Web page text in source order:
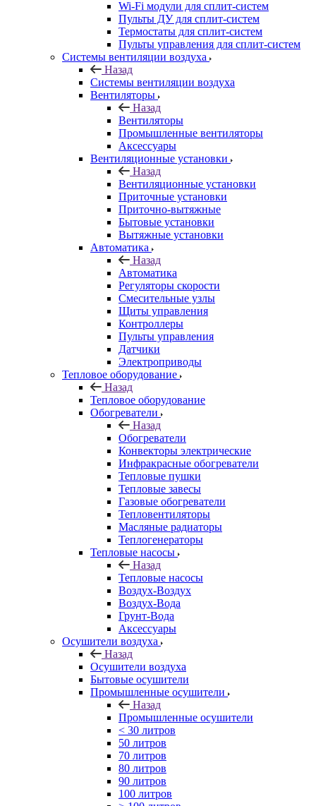
Wi-Fi модули для сплит-систем
Пульты ДУ для сплит-систем
Термостаты для сплит-систем
Пульты управления для сплит-систем
Системы вентиляции воздуха
Назад
Системы вентиляции воздуха
Вентиляторы
Назад
Вентиляторы
Промышленные вентиляторы
Аксессуары
Вентиляционные установки
Назад
Вентиляционные установки
Приточные установки
Приточно-вытяжные
Бытовые установки
Вытяжные установки
Автоматика
Назад
Автоматика
Регуляторы скорости
Смесительные узлы
Щиты управления
Контроллеры
Пульты управления
Датчики
Электроприводы
Тепловое оборудование
Назад
Тепловое оборудование
Обогреватели
Назад
Обогреватели
Конвекторы электрические
Инфракрасные обогреватели
Тепловые пушки
Тепловые завесы
Газовые обогреватели
Тепловентиляторы
Масляные радиаторы
Теплогенераторы
Тепловые насосы
Назад
Тепловые насосы
Воздух-Воздух
Воздух-Вода
Грунт-Вода
Аксессуары
Осушители воздуха
Назад
Осушители воздуха
Бытовые осушители
Промышленные осушители
Назад
Промышленные осушители
< 30 литров
50 литров
70 литров
80 литров
90 литров
100 литров